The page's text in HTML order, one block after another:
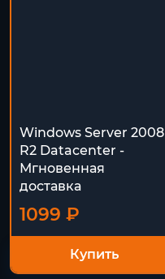
Windows Server 2008
R2 Datacenter -
Мгновенная
доставка
1099 ₽
Купить